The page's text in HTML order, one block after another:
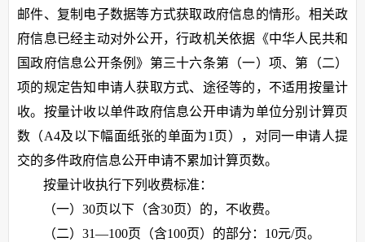
邮件、复制电子数据等方式获取政府信息的情形。相关政
府信息已经主动对外公开，行政机关依据《中华人民共和
国政府信息公开条例》第三十六条第（一）项、第（二）
项的规定告知申请人获取方式、途径等的，不适用按量计
收。按量计收以单件政府信息公开申请为单位分别计算页
数（A4及以下幅面纸张的单面为1页），对同一申请人提
交的多件政府信息公开申请不累加计算页数。
按量计收执行下列收费标准：
（一）30页以下（含30页）的，不收费。
（二）31—100页（含100页）的部分：10元/页。